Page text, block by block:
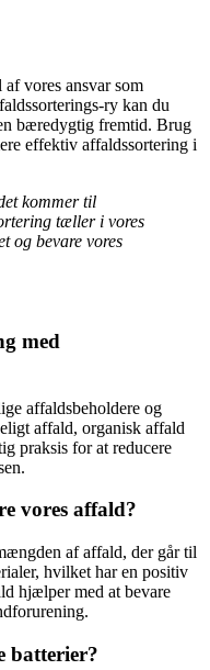
vores ansvar som
ry kan du
bæredygtig fremtid. Brug
effektiv affaldssortering i
kommer til
tæller i vores
og bevare vores
med
affaldsbeholdere og
affald, organisk affald
praksis for at reducere
vores affald?
af affald, der går til
hvilket har en positiv
hjælper med at bevare
batterier?